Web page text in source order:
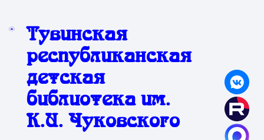
Тувинская
республиканская
детская
библиотека им.
К.И. Чуковского